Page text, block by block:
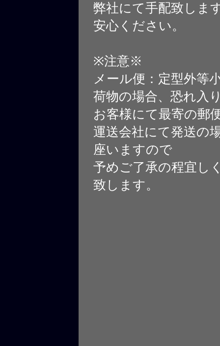
弊社にて手配致しま
安心ください。
※注意※
メール便：定型外等
荷物の場合、恐れ入
お客様にて最寄の郵
運送会社にて発送の
座いますので
予めご了承の程宜し
致します。